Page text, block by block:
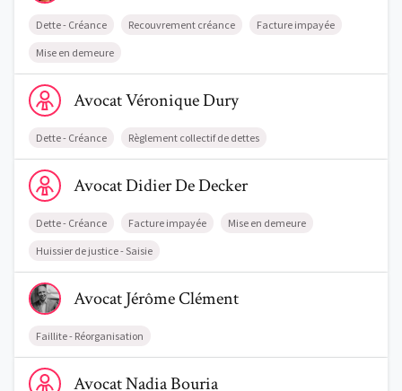
Dette - Créance Recouvrement créance Facture impayée
Mise en demeure
Voir le profil de AvocatVéronique Dury
AvocatVéroniqueDury
Dette - Créance Règlement collectif de dettes
Voir le profil de AvocatDidier De Decker
AvocatDidierDe Decker
Dette - Créance Facture impayée Mise en demeure
Huissier de justice - Saisie
Voir le profil de AvocatJérôme Clément
AvocatJérômeClément
Faillite - Réorganisation
Voir le profil de AvocatNadia Bouria
AvocatNadiaBouria